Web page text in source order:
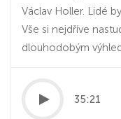
Václav Holler. Lidé
Vše si nejdříve
dlouhodobým
35:21